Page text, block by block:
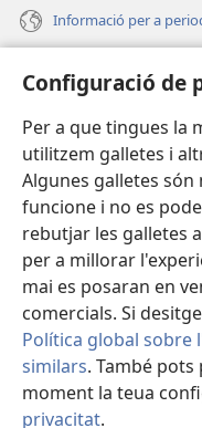
Configuració de
Per a que tingues la
utilitzem galletes i
Algunes galletes són
funcione i no es
rebutjar les galletes
per a millorar
mai es posaran en
comercials. Si
Política global sobre
similars. També
moment la teua
privacitat.
Informació per a
(obri
en
finestra
nova)
BIBLIOTECA EN
(obri
en
una
finestra
nova)
JW Hub
(obri
en
una
nova)
®
Copyright© 2026 Watch
CONDICIONS D'ÚS